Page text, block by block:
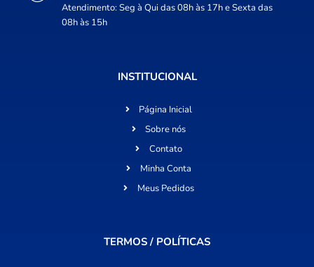
Atendimento: Seg à Qui das 08h às 17h e Sexta das
08h às 15h
INSTITUCIONAL
Página Inicial
Sobre nós
Contato
Minha Conta
Meus Pedidos
TERMOS / POLÍTICAS